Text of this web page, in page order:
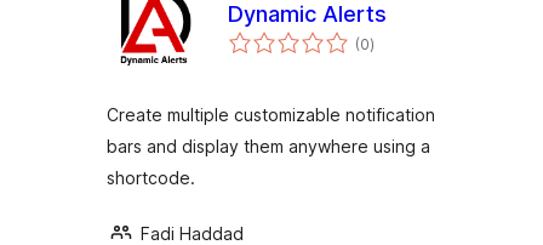
Dynamic Alerts
(0કુલ
રેટિંગ્સ
)
Create multiple customizable notification
bars and display them anywhere using a
shortcode.
Fadi Haddad